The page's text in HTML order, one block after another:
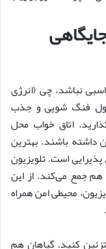
نباشد، چی (انرژی
فنگ شویی و جذب
اتاق خواب محل
داشته باشند. بهترین
است. تلویزیون
هم جمع می‌کند. از این
محیطی امن همراه
کنید. گیاهان هم